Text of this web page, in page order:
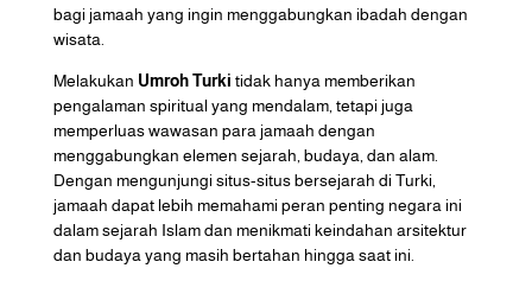
bagi jamaah yang ingin menggabungkan ibadah dengan
wisata.
Melakukan Umroh Turki tidak hanya memberikan
pengalaman spiritual yang mendalam, tetapi juga
memperluas wawasan para jamaah dengan
menggabungkan elemen sejarah, budaya, dan alam.
Dengan mengunjungi situs-situs bersejarah di Turki,
jamaah dapat lebih memahami peran penting negara ini
dalam sejarah Islam dan menikmati keindahan arsitektur
dan budaya yang masih bertahan hingga saat ini.